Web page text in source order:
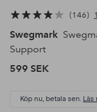
146
Swegmark
Support
599 SEK
Köp nu, betala sen. Läs